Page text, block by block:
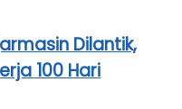
Dilantik,
100 Hari